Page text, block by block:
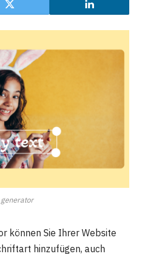
können Sie Ihrer Website
hinzufügen, auch